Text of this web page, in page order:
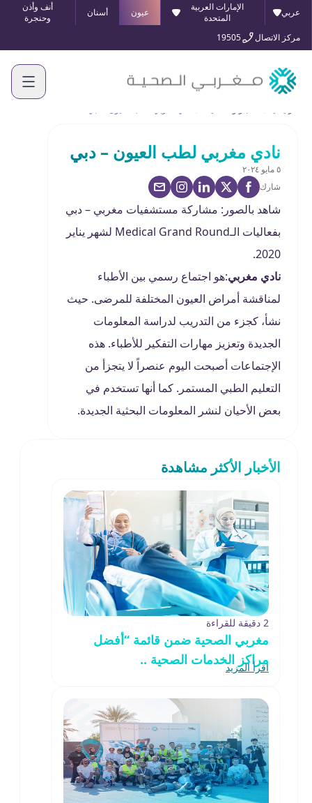
عربي
الإمارات العربية
المتحدة
عيون أسنان
أنف وأذن
وحنجرة
مركز الاتصال
19505
نادي مغربي لطب العيون – دبي
٥ مايو ٢٠٢٤
شارك
شاهد بالصور: مشاركة مستشفيات مغربي – دبي
بفعاليات الـMedical Grand Round لشهر يناير
2020.
نادي مغربي:هو اجتماع رسمي بين الأطباء
لمناقشة أمراض العيون المختلفة للمرضى. حيث
نشأ، كجزء من التدريب لدراسة المعلومات
الجديدة وتعزيز مهارات التفكير للأطباء. هذه
الإجتماعات أصبحت اليوم عنصراً لا يتجزأ من
التعليم الطبي المستمر. كما أنها تستخدم في
بعض الأحيان لنشر المعلومات البحثية الجديدة.
الأخبار الأكثر مشاهدة
2 دقيقة للقراءة
مغربي الصحية ضمن قائمة “أفضل
مراكز الخدمات الصحية ..
اقرأ المزيد